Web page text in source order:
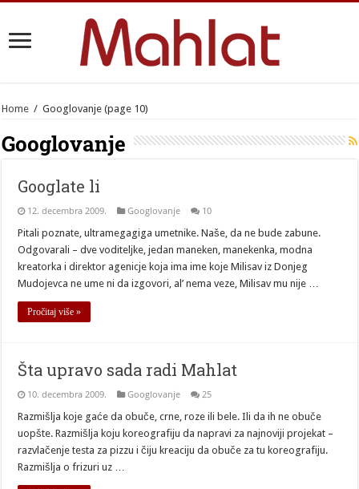
Home / Googlovanje (page 10)
Googlovanje
Googlate li
12. decembra 2009. Googlovanje
10
Pitali poznate, ultramegagiga umetnike. Naše, da ne bude zabune.
Odgovarali – dve voditeljke, jedan maneken, manekenka, modna
kreatorka i direktor agenicje koja ima ime koje Milisav iz Donjeg
Mudojevca ne ume ni da izgovori, al’ nema veze, Milisav mu nije …
Pročitaj više »
Šta upravo sada radi Mahlat
10. decembra 2009. Googlovanje
25
Razmišlja koje gaće da obuče, crne, roze ili bele. Ili da ih ne obuče
uopšte. Razmišlja koju koreografiju da napravi za najnoviji projekat –
razvlačenje testa za pizzu i čiju kreaciju da obuče za tu koreografiju.
Razmišlja o frizuri uz …